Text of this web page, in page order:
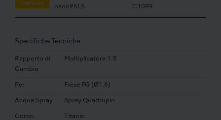
Con Luce
nano95LS C1099
Specifiche Tecniche
Rapporto di
Cambio
Moltiplicatore 1:5
Per Frese FG (Ø1.6)
Acqua Spray Spray Quadruplo
Corpo Titanio